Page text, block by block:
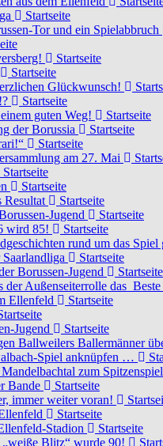
Startseite
Tor und ein Spielabbruch
Startseite
Startseite
Glückwunsch!
Startseite
guten Weg!
Startseite
der Borussia
Startseite
Startseite
am 27. Mai
Startseite
Startseite
Resultat
Startseite
Jugend
Startseite
wird 85!
Startseite
rund um das Spiel
Startseite
Borussen-Jugend
Startseite
der Außenseiterrolle das Beste
Ellenfeld
Startseite
Jugend
Startseite
Ballweilers Ballermänner
Spiel anknüpfen …
zum Spitzenspiel
Bande
Startseite
immer weiter voran!
Startseite
Stadion
Startseite
Blitz“ wurde 90!